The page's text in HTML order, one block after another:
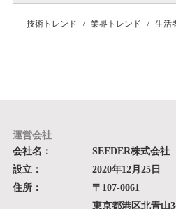
技術トレンド 業界トレンド 生活
運営会社
会社名：
SEEDER株式会社
設立：
2020年12月25日
住所：
〒107-0061
東京都港区北青山